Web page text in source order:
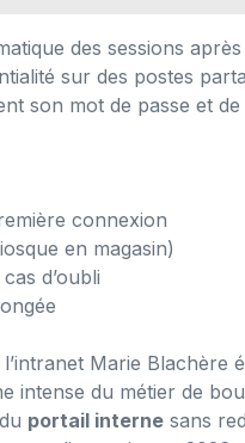
des sessions
sur des postes
son mot de passe et
connexion
en magasin)
d’oubli
Marie Blachère
du métier de
portail interne sans